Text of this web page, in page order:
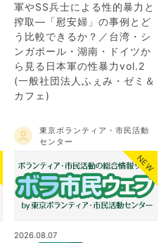
軍やSS兵士による性的暴力と
搾取―「慰安婦」の事例とど
う比較できるか？／台湾・シ
ンガポール・湖南・ドイツか
ら見る日本軍の性暴力vol.2
(一般社団法人ふぇみ・ゼミ＆
カフェ)
東京ボランティア・市民活動
センター
NEW
2026.08.07